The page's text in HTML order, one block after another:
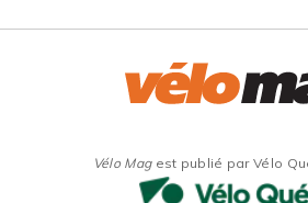
Vélo Magest publié par Vélo